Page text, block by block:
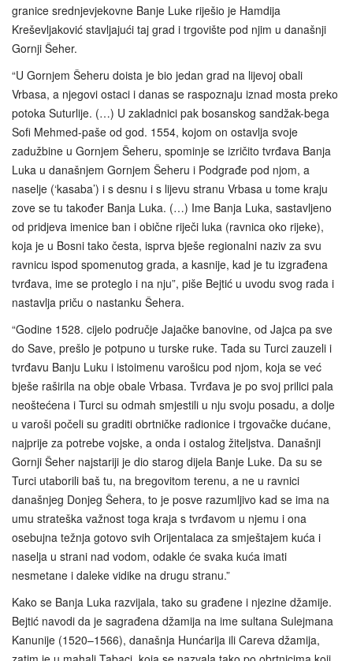
granice srednjevjekovne Banje Luke riješio je Hamdija
Kreševljaković stavljajući taj grad i trgovište pod njim u današnji
Gornji Šeher.
“U Gornjem Šeheru doista je bio jedan grad na lijevoj obali
Vrbasa, a njegovi ostaci i danas se raspoznaju iznad mosta preko
potoka Suturlije. (…) U zakladnici pak bosanskog sandžak-bega
Sofi Mehmed-paše od god. 1554, kojom on ostavlja svoje
zadužbine u Gornjem Šeheru, spominje se izričito tvrđava Banja
Luka u današnjem Gornjem Šeheru i Podgrađe pod njom, a
naselje (‘kasaba’) i s desnu i s lijevu stranu Vrbasa u tome kraju
zove se tu također Banja Luka. (…) Ime Banja Luka, sastavljeno
od pridjeva imenice ban i obične riječi luka (ravnica oko rijeke),
koja je u Bosni tako česta, isprva bješe regionalni naziv za svu
ravnicu ispod spomenutog grada, a kasnije, kad je tu izgrađena
tvrđava, ime se proteglo i na nju”, piše Bejtić u uvodu svog rada i
nastavlja priču o nastanku Šehera.
“Godine 1528. cijelo područje Jajačke banovine, od Jajca pa sve
do Save, prešlo je potpuno u turske ruke. Tada su Turci zauzeli i
tvrđavu Banju Luku i istoimenu varošicu pod njom, koja se već
bješe raširila na obje obale Vrbasa. Tvrđava je po svoj prilici pala
neoštećena i Turci su odmah smjestili u nju svoju posadu, a dolje
u varoši počeli su graditi obrtničke radionice i trgovačke dućane,
najprije za potrebe vojske, a onda i ostalog žiteljstva. Današnji
Gornji Šeher najstariji je dio starog dijela Banje Luke. Da su se
Turci utaborili baš tu, na bregovitom terenu, a ne u ravnici
današnjeg Donjeg Šehera, to je posve razumljivo kad se ima na
umu strateška važnost toga kraja s tvrđavom u njemu i ona
osebujna težnja gotovo svih Orijentalaca za smještajem kuća i
naselja u strani nad vodom, odakle će svaka kuća imati
nesmetane i daleke vidike na drugu stranu.”
Kako se Banja Luka razvijala, tako su građene i njezine džamije.
Bejtić navodi da je sagrađena džamija na ime sultana Sulejmana
Kanunije (1520–1566), današnja Hunćarija ili Careva džamija,